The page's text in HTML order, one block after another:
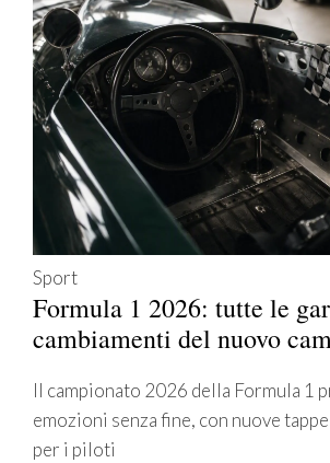
Sport
Formula 1 2026: tutte le
cambiamenti del nuovo
Il campionato 2026 della Formula 1
emozioni senza fine, con nuove
per i piloti